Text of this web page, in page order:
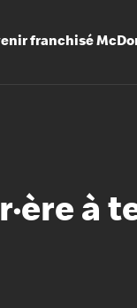
franchisé
à